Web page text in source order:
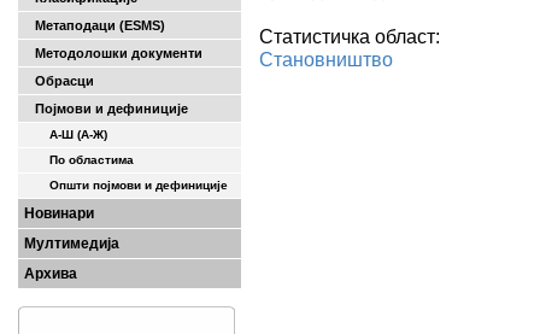
Метаподаци (ESMS)
Методолошки документи
Обрасци
Појмови и дефиниције
А-Ш (A-Ж)
По областима
Општи појмови и дефиниције
Новинари
Мултимедија
Архива
Статистичка област:
Становништво